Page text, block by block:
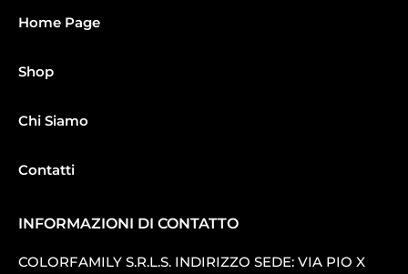
Home Page
Shop
Chi Siamo
Contatti
INFORMAZIONI DI CONTATTO
COLORFAMILY S.R.L.S. INDIRIZZO SEDE: VIA PIO X